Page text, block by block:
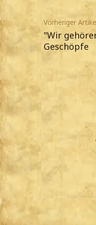
Vorheriger
"Wir
Geschöpfe